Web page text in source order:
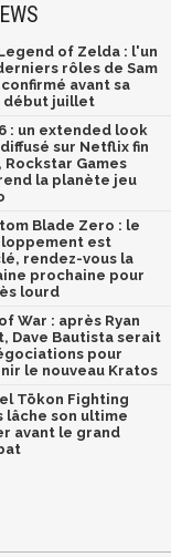
of Zelda : l'un
rôles de Sam
avant sa
début juillet
: un extended look
sur Netflix fin
Rockstar Games
la planète jeu
Blade Zero : le
est
rendez-vous la
prochaine pour
lourd
War : après Ryan
Dave Bautista serait
pour
le nouveau Kratos
Tōkon Fighting
lâche son ultime
avant le grand